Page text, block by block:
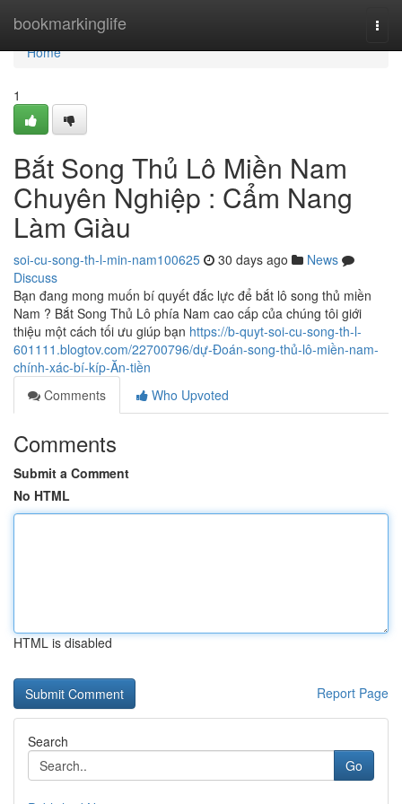
bookmarkinglife
Home
Home
1
Bắt Song Thủ Lô Miền Nam
Chuyên Nghiệp : Cẩm Nang
Làm Giàu
soi-cu-song-th-l-min-nam100625 30 days ago
News
Discuss
Bạn đang mong muốn bí quyết đắc lực để bắt lô song thủ miền
Nam ? Bắt Song Thủ Lô phía Nam cao cấp của chúng tôi giới
thiệu một cách tối ưu giúp bạn https://b-quyt-soi-cu-song-th-l-
601111.blogtov.com/22700796/dự-Đoán-song-thủ-lô-miền-nam-
chính-xác-bí-kíp-Ăn-tiền
Comments
Who Upvoted
Comments
Submit a Comment
No HTML
HTML is disabled
Report Page
Search
Go